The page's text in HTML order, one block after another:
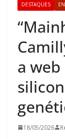
DESTAQUES
a
18/05/2026